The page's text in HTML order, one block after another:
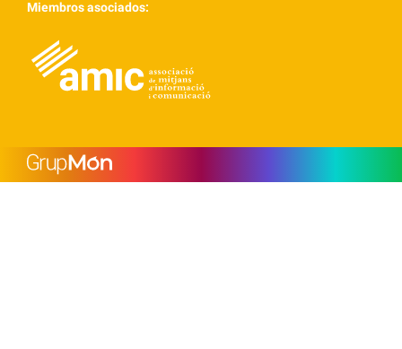
Miembros asociados: